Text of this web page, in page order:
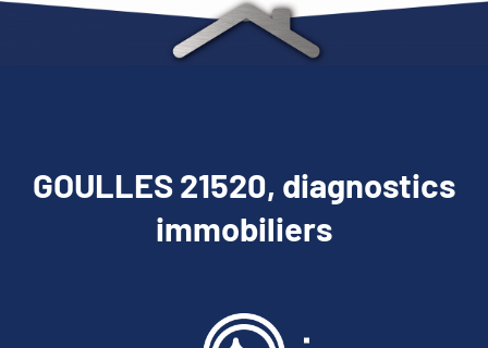
GOULLES 21520, diagnostics
immobiliers